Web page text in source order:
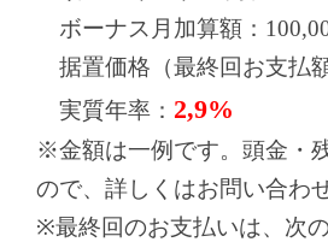
ボーナス月加算額：
据置価格（最終回お支払
実質年率： 2,9%
※金額は一例です。頭金・
ので、詳しくはお問い合わ
※最終回のお支払いは、次